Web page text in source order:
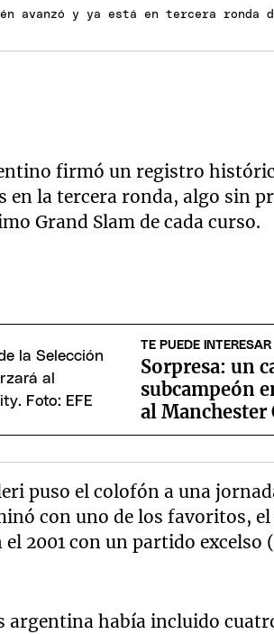
avanzó y ya está en tercera ronda
firmó un registro
en la tercera ronda, algo sin
Grand Slam de cada curso.
TE PUEDE INTERESAR
Sorpresa: un
subcampeón
al Manchester
puso el colofón a una
con uno de los favoritos,
el 2001 con un partido
argentina había incluido